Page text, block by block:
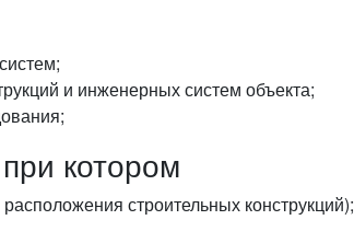
и инженерных систем объекта;
котором
строительных конструкций);